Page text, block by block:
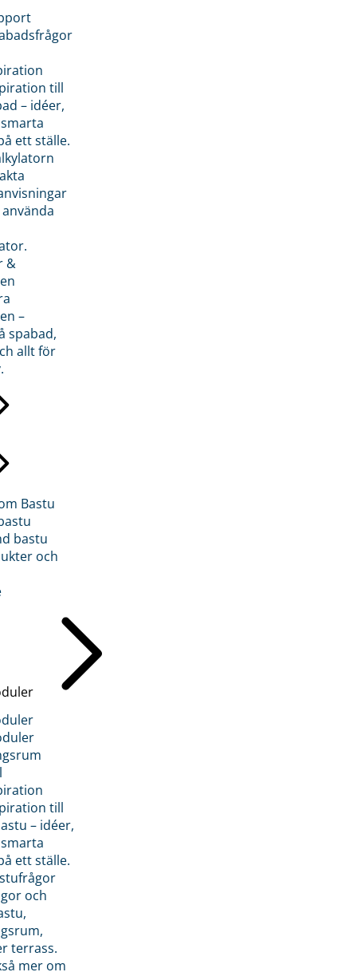
till
– idéer,
ett ställe.
&
–
spabad,
allt för
Bastu
bastu
och
till
– idéer,
ett ställe.
och
terrass.
mer om